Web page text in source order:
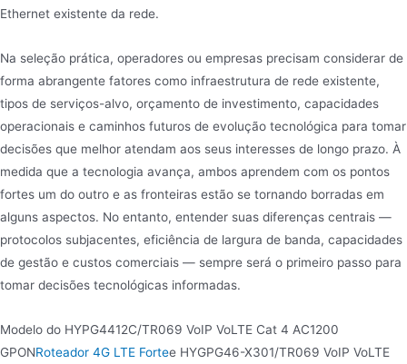
Ethernet existente da rede.
Na seleção prática, operadores ou empresas precisam considerar de
forma abrangente fatores como infraestrutura de rede existente,
tipos de serviços-alvo, orçamento de investimento, capacidades
operacionais e caminhos futuros de evolução tecnológica para tomar
decisões que melhor atendam aos seus interesses de longo prazo. À
medida que a tecnologia avança, ambos aprendem com os pontos
fortes um do outro e as fronteiras estão se tornando borradas em
alguns aspectos. No entanto, entender suas diferenças centrais —
protocolos subjacentes, eficiência de largura de banda, capacidades
de gestão e custos comerciais — sempre será o primeiro passo para
tomar decisões tecnológicas informadas.
Modelo do HYPG4412C/TR069 VoIP VoLTE Cat 4 AC1200
GPONRoteador 4G LTE Fortee HYGPG46-X301/TR069 VoIP VoLTE